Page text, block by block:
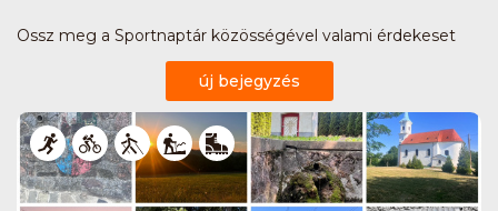
Ossz meg a Sportnaptár közösségével valami érdekeset
új bejegyzés